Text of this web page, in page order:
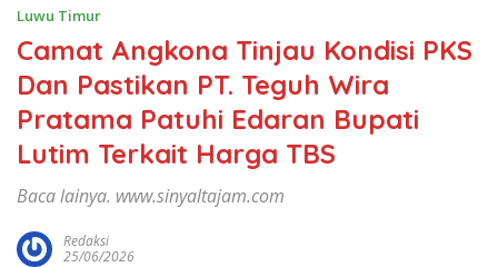
Luwu Timur
Camat Angkona Tinjau Kondisi PKS
Dan Pastikan PT. Teguh Wira
Pratama Patuhi Edaran Bupati
Lutim Terkait Harga TBS
Baca lainya. www.sinyaltajam.com
Redaksi
25/06/2026